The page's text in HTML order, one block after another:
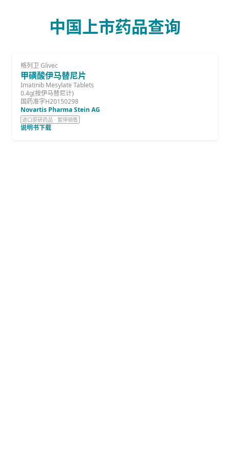
中国上市药品查询
格列卫 Glivec
甲磺酸伊马替尼片
Imatinib Mesylate Tablets
0.4g(按伊马替尼计)
国药准字H20150298
Novartis Pharma Stein AG
进口原研药品 · 暂停销售
说明书下载